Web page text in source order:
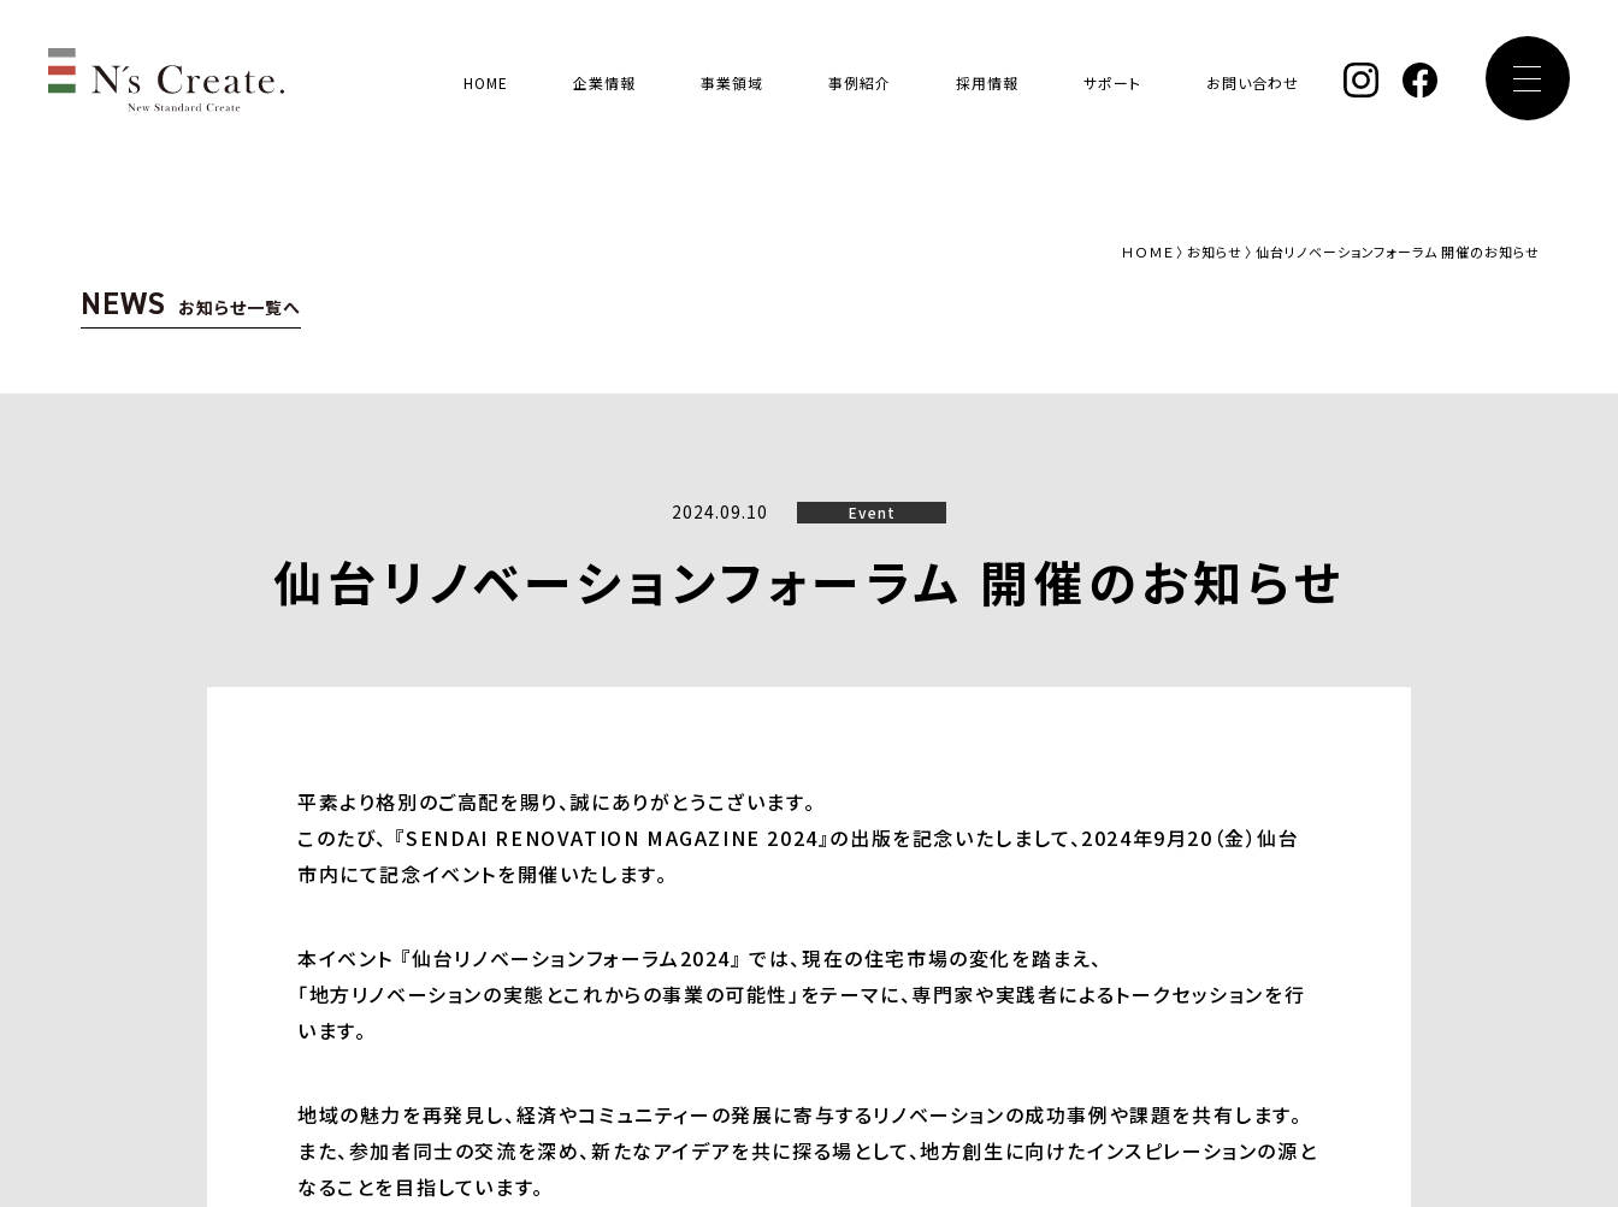
HOME 企業情報 事業領域 事例紹介 採用情報 サポート お問い合わせ
ＨＯＭＥ お知らせ 仙台リノベーションフォーラム 開催のお知らせ
NEWS お知らせ一覧へ
2024.09.10 Event
仙台リノベーションフォーラム 開催のお知らせ
平素より格別のご高配を賜り、誠にありがとうこざいます。
このたび、 『SENDAI RENOVATION MAGAZINE 2024』の出版を記念いたしまして、2024年9月20（金）仙台
市内にて記念イベントを開催いたします。
本イベント 『仙台リノベーションフォーラム2024』 では、現在の住宅市場の変化を踏まえ、
「地方リノベーションの実態とこれからの事業の可能性」をテーマに、専門家や実践者によるトークセッションを行
います。
地域の魅力を再発見し、経済やコミュニティーの発展に寄与するリノベーションの成功事例や課題を共有します。
また、参加者同士の交流を深め、新たなアイデアを共に探る場として、地方創生に向けたインスピレーションの源と
なることを目指しています。